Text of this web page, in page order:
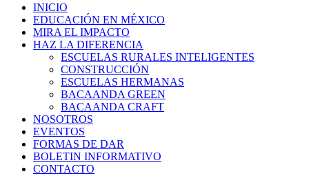
INICIO
EDUCACIÓN EN MÉXICO
MIRA EL IMPACTO
HAZ LA DIFERENCIA
ESCUELAS RURALES INTELIGENTES
CONSTRUCCIÓN
ESCUELAS HERMANAS
BACAANDA GREEN
BACAANDA CRAFT
NOSOTROS
EVENTOS
FORMAS DE DAR
BOLETIN INFORMATIVO
CONTACTO